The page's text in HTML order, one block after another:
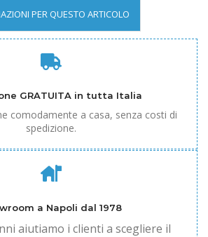
PER QUESTO ARTICOLO
GRATUITA in tutta Italia
comodamente a casa, senza costi di
spedizione.
a Napoli dal 1978
aiutiamo i clienti a scegliere il